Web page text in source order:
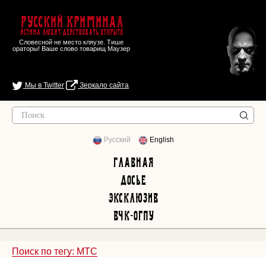
Русский Криминал
Истина любит действовать открыто
Словесной не место кляузе. Тише
ораторы! Ваше слово товарищ Маузер
Мы в Twitter Зеркало сайта
Русский English
Главная
Досье
Эксклюзив
ВЧК-ОГПУ
Поиск по тегу: МТС